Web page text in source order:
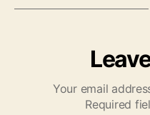
Your email
Required